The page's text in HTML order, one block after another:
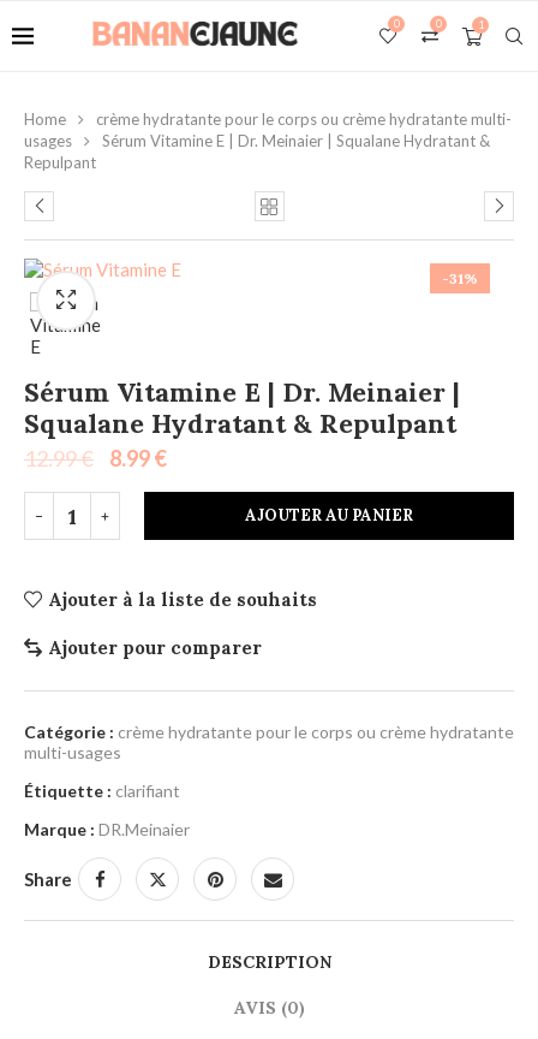
1
0
0
Home
crème hydratante pour le corps ou crème hydratante multi-
usages
Sérum Vitamine E | Dr. Meinaier | Squalane Hydratant &
Repulpant
-31%
Sérum Vitamine E | Dr. Meinaier |
Squalane Hydratant & Repulpant
12.99€ 8.99€
AJOUTER AU PANIER
Ajouter à la liste de souhaits
Ajouter pour comparer
Catégorie : crème hydratante pour le corps ou crème hydratante
multi-usages
Étiquette : clarifiant
Marque : DR.Meinaier
Share
DESCRIPTION
AVIS (0)